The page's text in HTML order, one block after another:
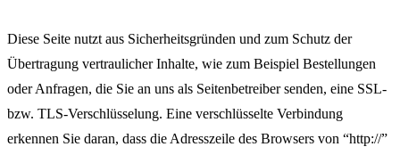
Diese Seite nutzt aus Sicherheitsgründen und zum Schutz der
Übertragung vertraulicher Inhalte, wie zum Beispiel Bestellungen
oder Anfragen, die Sie an uns als Seitenbetreiber senden, eine SSL-
bzw. TLS-Verschlüsselung. Eine verschlüsselte Verbindung
erkennen Sie daran, dass die Adresszeile des Browsers von “http://”